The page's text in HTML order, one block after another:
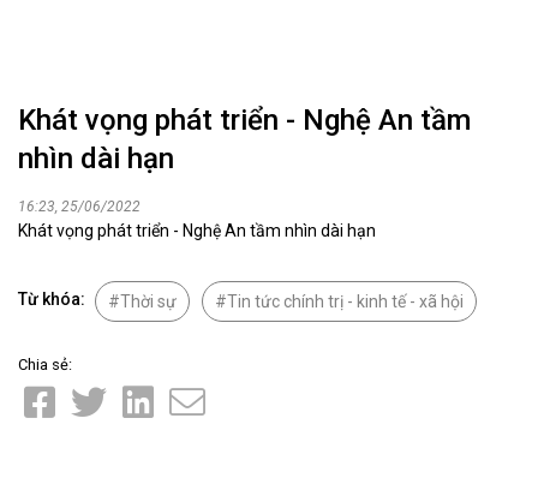
Khát vọng phát triển - Nghệ An tầm
nhìn dài hạn
16:23, 25/06/2022
Khát vọng phát triển - Nghệ An tầm nhìn dài hạn
Từ khóa: Thời sự Tin tức chính trị - kinh tế - xã hội
Chia sẻ: